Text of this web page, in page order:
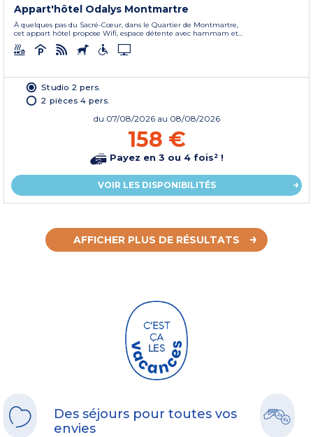
Appart'hôtel Odalys Montmartre
À quelques pas du Sacré-Cœur, dans le Quartier de Montmartre,
cet appart hôtel propose Wifi, espace détente avec hammam et...
Studio 2 pers.
2 pièces 4 pers.
du 07/08/2026 au 08/08/2026
158 €
Payez en 3 ou 4 fois² !
VOIR LES DISPONIBILITÉS
AFFICHER PLUS DE RÉSULTATS
Des séjours pour toutes vos
envies